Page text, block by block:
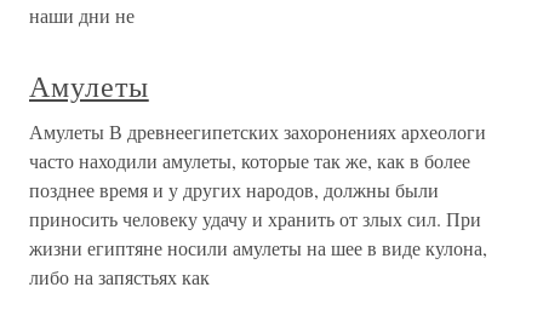
наши дни не
Амулеты
Амулеты В древнеегипетских захоронениях археологи
часто находили амулеты, которые так же, как в более
позднее время и у других народов, должны были
приносить человеку удачу и хранить от злых сил. При
жизни египтяне носили амулеты на шее в виде кулона,
либо на запястьях как